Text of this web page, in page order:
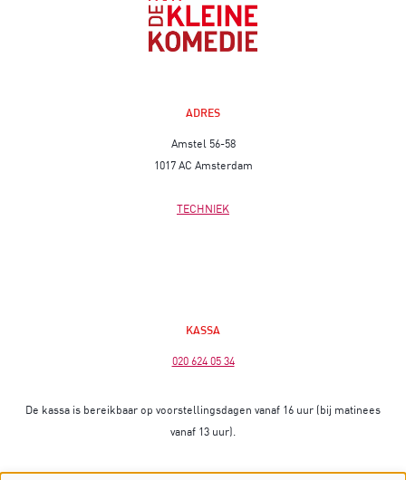
ADRES
Amstel 56-58
1017 AC Amsterdam
TECHNIEK
KASSA
020 624 05 34
De kassa is bereikbaar op voorstellingsdagen vanaf 16 uur (bij matinees
vanaf 13 uur).